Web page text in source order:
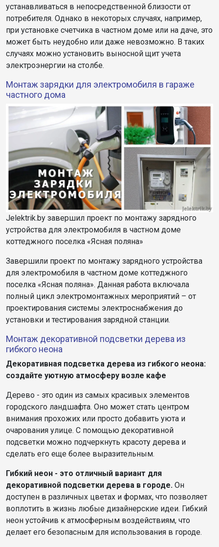
устанавливаться в непосредственной близости от
потребителя. Однако в некоторых случаях, например,
при установке счетчика в частном доме или на даче, это
может быть неудобно или даже невозможно. В таких
случаях можно установить выносной щит учета
электроэнергии на столбе.
Монтаж зарядки для электромобиля в гараже
частного дома
Jelektrik.by завершил проект по монтажу зарядного
устройства для электромобиля в частном доме
коттеджного поселка «Ясная поляна»
Завершили проект по монтажу зарядного устройства
для электромобиля в частном доме коттеджного
поселка «Ясная поляна». Данная работа включала
полный цикл электромонтажных мероприятий – от
проектирования системы электроснабжения до
установки и тестирования зарядной станции.
Монтаж декоративной подсветки дерева из
гибкого неона
Декоративная подсветка дерева из гибкого неона:
создайте уютную атмосферу возле кафе
Дерево - это один из самых красивых элементов
городского ландшафта. Оно может стать центром
внимания прохожих или просто добавить уюта и
очарования улице. С помощью декоративной
подсветки можно подчеркнуть красоту дерева и
сделать его еще более выразительным.
Гибкий неон - это отличный вариант для
декоративной подсветки дерева в городе. Он
доступен в различных цветах и формах, что позволяет
воплотить в жизнь любые дизайнерские идеи. Гибкий
неон устойчив к атмосферным воздействиям, что
делает его безопасным для использования в городе.